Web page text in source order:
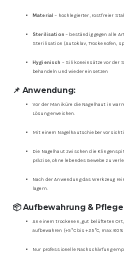
Material – hochlegierter, rostfreier
Sterilisation – beständig gegen alle
Sterilisation (Autoklav, Trockenofen,
Hygienisch – Silikoneinsätze vor der
behandeln und wieder einsetzen
📌 Anwendung:
Vor der Maniküre die Nagelhaut in
Lösung erweichen.
Mit einem Nagelhautschieber
Die Nagelhaut zwischen die
präzise, ohne lebendes Gewebe zu
Nach der Anwendung das Werkzeug
lagern.
📦 Aufbewahrung &
An einem trockenen, gut belüfteten
aufbewahren (+5 °C bis +25 °C, max. 80
Nur professionelle Nachschärfung